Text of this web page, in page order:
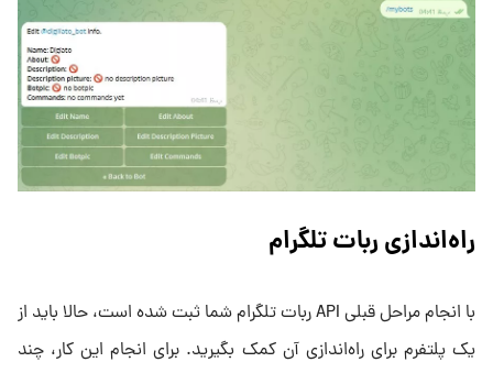
راه‌اندازی ربات تلگرام
با انجام مراحل قبلی API ربات تلگرام شما ثبت شده است، حالا باید از
یک پلتفرم برای راه‌اندازی آن کمک بگیرید. برای انجام این کار، چند